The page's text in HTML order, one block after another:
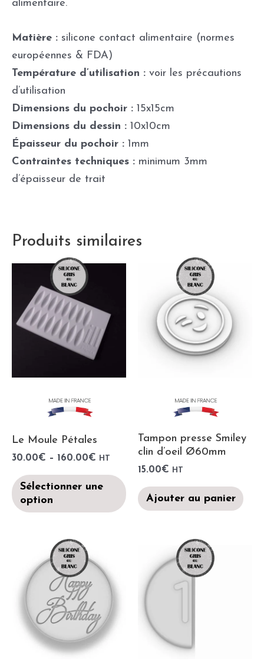
alimentaire.
Matière : silicone contact alimentaire (normes
européennes & FDA)
Température d’utilisation : voir les précautions
d’utilisation
Dimensions du pochoir : 15x15cm
Dimensions du dessin : 10x10cm
Épaisseur du pochoir : 1mm
Contraintes techniques : minimum 3mm
d’épaisseur de trait
Produits similaires
Le Moule Pétales
30.00€ – 160.00€ HT
Sélectionner une
option
Tampon presse Smiley
clin d’oeil Ø60mm
15.00€ HT
Ajouter au panier